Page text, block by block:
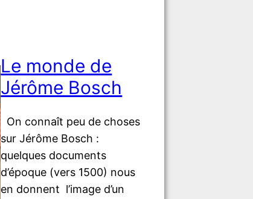
Le monde de
Jérôme Bosch
On connaît peu de choses
sur Jérôme Bosch :
quelques documents
d’époque (vers 1500) nous
en donnent l’image d’un